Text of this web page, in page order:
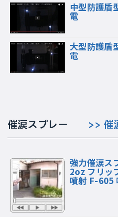
中型防護盾
電
大型防護盾
電
催涙スプレー >> 催
強力催涙ス
2oz フリッ
噴射 F-605